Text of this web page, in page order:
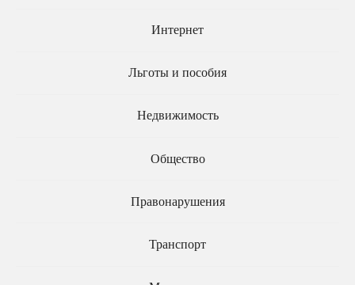
Особенности уголовного
новых регионах хотят
Интернет
Льготы и пособия
Недвижимость
Общество
Правонарушения
Транспорт